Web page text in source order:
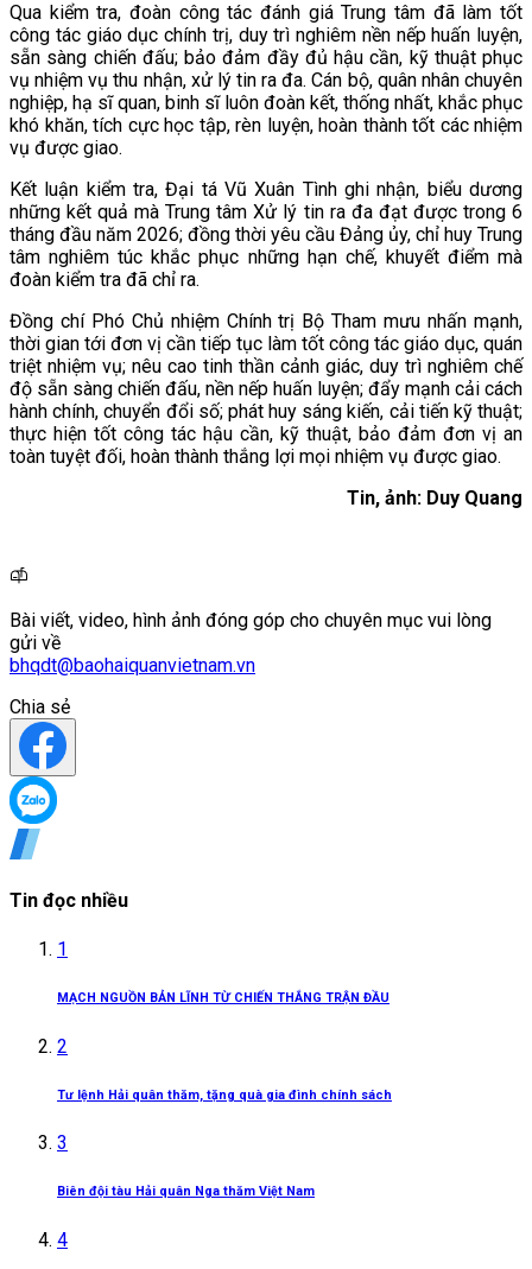
Qua kiểm tra, đoàn công tác đánh giá Trung tâm đã làm tốt
công tác giáo dục chính trị, duy trì nghiêm nền nếp huấn luyện,
sẵn sàng chiến đấu; bảo đảm đầy đủ hậu cần, kỹ thuật phục
vụ nhiệm vụ thu nhận, xử lý tin ra đa. Cán bộ, quân nhân chuyên
nghiệp, hạ sĩ quan, binh sĩ luôn đoàn kết, thống nhất, khắc phục
khó khăn, tích cực học tập, rèn luyện, hoàn thành tốt các nhiệm
vụ được giao.
Kết luận kiểm tra, Đại tá Vũ Xuân Tình ghi nhận, biểu dương
những kết quả mà Trung tâm Xử lý tin ra đa đạt được trong 6
tháng đầu năm 2026; đồng thời yêu cầu Đảng ủy, chỉ huy Trung
tâm nghiêm túc khắc phục những hạn chế, khuyết điểm mà
đoàn kiểm tra đã chỉ ra.
Đồng chí Phó Chủ nhiệm Chính trị Bộ Tham mưu nhấn mạnh,
thời gian tới đơn vị cần tiếp tục làm tốt công tác giáo dục, quán
triệt nhiệm vụ; nêu cao tinh thần cảnh giác, duy trì nghiêm chế
độ sẵn sàng chiến đấu, nền nếp huấn luyện; đẩy mạnh cải cách
hành chính, chuyển đổi số; phát huy sáng kiến, cải tiến kỹ thuật;
thực hiện tốt công tác hậu cần, kỹ thuật, bảo đảm đơn vị an
toàn tuyệt đối, hoàn thành thắng lợi mọi nhiệm vụ được giao.
Tin, ảnh: Duy Quang
Bài viết, video, hình ảnh đóng góp cho chuyên mục vui lòng
gửi về
bhqdt@baohaiquanvietnam.vn
Chia sẻ
Tin đọc nhiều
1
MẠCH NGUỒN BẢN LĨNH TỪ CHIẾN THẮNG TRẬN ĐẦU
2
Tư lệnh Hải quân thăm, tặng quà gia đình chính sách
3
Biên đội tàu Hải quân Nga thăm Việt Nam
4